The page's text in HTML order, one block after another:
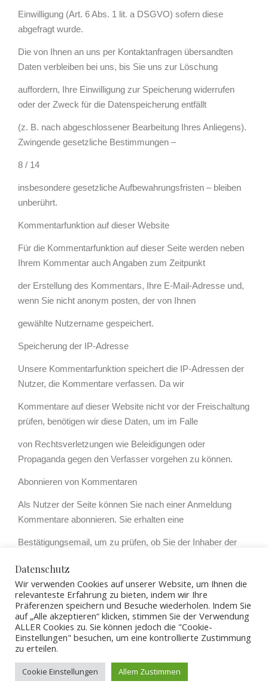
Einwilligung (Art. 6 Abs. 1 lit. a DSGVO) sofern diese
abgefragt wurde.
Die von Ihnen an uns per Kontaktanfragen übersandten
Daten verbleiben bei uns, bis Sie uns zur Löschung
auffordern, Ihre Einwilligung zur Speicherung widerrufen
oder der Zweck für die Datenspeicherung entfällt
(z. B. nach abgeschlossener Bearbeitung Ihres Anliegens).
Zwingende gesetzliche Bestimmungen –
8 / 14
insbesondere gesetzliche Aufbewahrungsfristen – bleiben
unberührt.
Kommentarfunktion auf dieser Website
Für die Kommentarfunktion auf dieser Seite werden neben
Ihrem Kommentar auch Angaben zum Zeitpunkt
der Erstellung des Kommentars, Ihre E-Mail-Adresse und,
wenn Sie nicht anonym posten, der von Ihnen
gewählte Nutzername gespeichert.
Speicherung der IP-Adresse
Unsere Kommentarfunktion speichert die IP-Adressen der
Nutzer, die Kommentare verfassen. Da wir
Kommentare auf dieser Website nicht vor der Freischaltung
prüfen, benötigen wir diese Daten, um im Falle
von Rechtsverletzungen wie Beleidigungen oder
Propaganda gegen den Verfasser vorgehen zu können.
Abonnieren von Kommentaren
Als Nutzer der Seite können Sie nach einer Anmeldung
Kommentare abonnieren. Sie erhalten eine
Bestätigungsemail, um zu prüfen, ob Sie der Inhaber der
Funktion jederzeit über einen Link in den Info-Mails
abbestellen. Die im Rahmen des Abonnierens von
Kommentaren eingegebenen Daten werden in diesem Fall
gelöscht; wenn Sie diese Daten für andere
Zwecke und an anderer Stelle (z. B. Newsletterbestellung)
an uns übermittelt haben, verbleiben diese Daten
Datenschutz
Wir verwenden Cookies auf unserer Website, um Ihnen die
relevanteste Erfahrung zu bieten, indem wir Ihre
Präferenzen speichern und Besuche wiederholen. Indem Sie
auf „Alle akzeptieren“ klicken, stimmen Sie der Verwendung
ALLER Cookies zu. Sie können jedoch die "Cookie-
Einstellungen" besuchen, um eine kontrollierte Zustimmung
zu erteilen.
Cookie Einstellungen Allem Zustimmen